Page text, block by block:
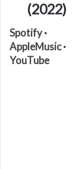
(2022)
Spotify·
AppleMusic·
YouTube